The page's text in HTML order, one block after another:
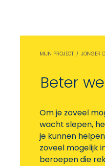
MIJN PROJECT JONGER
Beter
Om je zoveel
wacht slepen,
je kunnen
zoveel mogelijk
beroepen die